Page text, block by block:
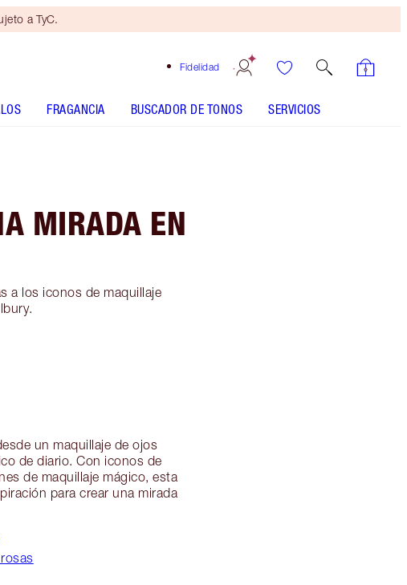
a TyC.
Fidelidad
FRAGANCIA BUSCADOR DE TONOS SERVICIOS
MIRADA EN
a los iconos de maquillaje
un maquillaje de ojos
de diario. Con iconos de
de maquillaje mágico, esta
para crear una mirada